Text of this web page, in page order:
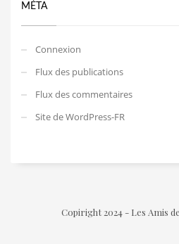
MÉTA
Connexion
Flux des publications
Flux des commentaires
Site de WordPress-FR
Copiright 2024 - Les Amis